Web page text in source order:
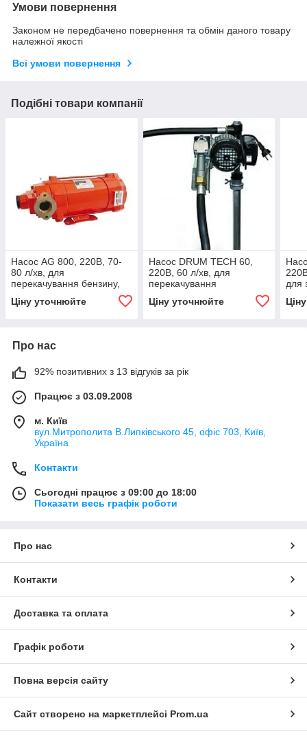
Умови повернення
Законом не передбачено повернення та обмін даного товару
належної якості
Всі умови повернення
Подібні товари компанії
Насос AG 800, 220В, 70-
80 л/хв, для
перекачування бензину,
гасу, спирту, бензолу, ДП в
КИЄВІ Іспанія
Ціну уточнюйте
Насос DRUM TECH 60,
220В, 60 л/хв, для
перекачування
(дизеля, ДТ) з бочки без
Ціну уточнюйте
для
ДП з
Про нас
92% позитивних з 13 відгуків за рік
Працює з 03.09.2008
м. Київ
вул.Митрополита В.Липківського 45, офіс 703, Київ,
Україна
Контакти
Сьогодні працює з 09:00 до 18:00
Показати весь графік роботи
Про нас
Контакти
Доставка та оплата
Графік роботи
Повна версія сайту
Сайт створено на маркетплейсі Prom.ua